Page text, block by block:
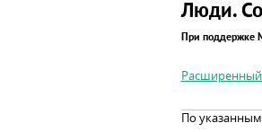
Люди.
При поддержке
Расширенный
По